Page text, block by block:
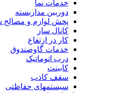
خدمات نما
دوربین مداربسته
پخش لوازم و مصالح
کانال ساز
کار در ارتفاع
خدمات گاوصندوق
درب اتوماتیک
کابینت
سقف کاذب
سیستمهای حفاظتی